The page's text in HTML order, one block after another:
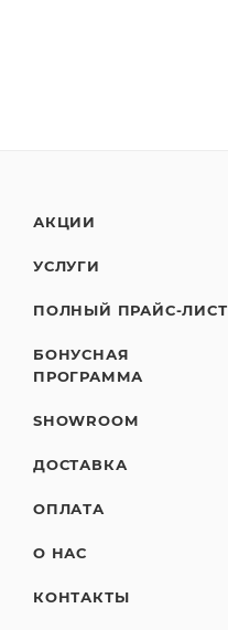
АКЦИИ
УСЛУГИ
ПОЛНЫЙ ПРАЙС-ЛИСТ
БОНУСНАЯ
ПРОГРАММА
SHOWROOM
ДОСТАВКА
ОПЛАТА
О НАС
КОНТАКТЫ